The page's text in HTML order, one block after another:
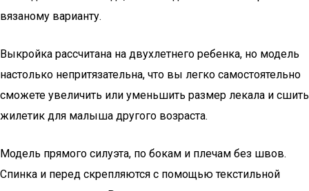
вязаному варианту.
Выкройка рассчитана на двухлетнего ребенка, но модель
настолько непритязательна, что вы легко самостоятельно
сможете увеличить или уменьшить размер лекала и сшить
жилетик для малыша другого возраста.
Модель прямого силуэта, по бокам и плечам без швов.
Спинка и перед скрепляются с помощью текстильной